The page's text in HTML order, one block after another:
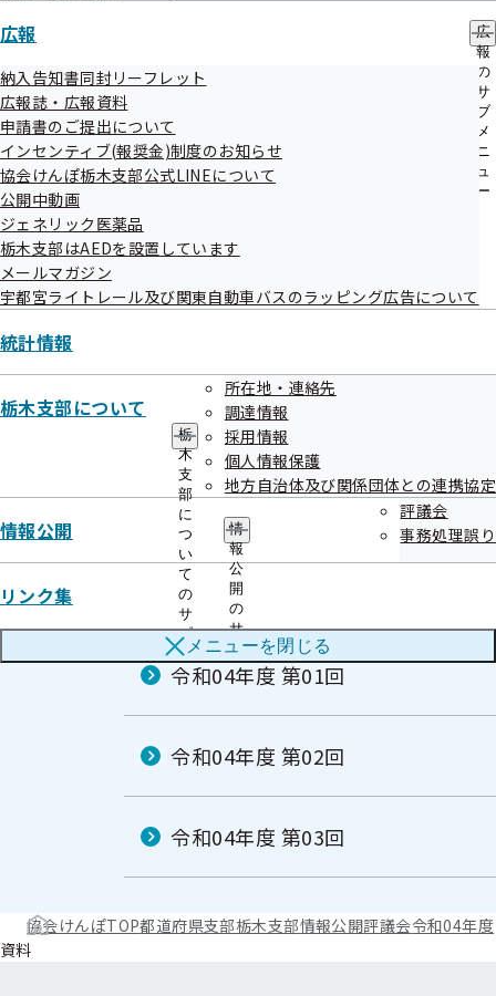
広報
広
報
の
サ
ブ
メ
ニ
ュ
ー
納入告知書同封リーフレット
広報誌・広報資料
申請書のご提出について
インセンティブ(報奨金)制度のお知らせ
協会けんぽ栃木支部公式LINEについて
公開中動画
ジェネリック医薬品
栃木支部はAEDを設置しています
メールマガジン
宇都宮ライトレール及び関東自動車バスのラッピング広告について
統計情報
栃木支部について
栃
木
支
部
に
つ
い
て
の
サ
ブ
メ
ニ
ー
所在地・連絡先
調達情報
採用情報
個人情報保護
地方自治体及び関係団体との連携協定
情報公開
情
報
公
開
の
サ
ブ
メ
ニ
評議会
事務処理誤り
リンク集
メニューを閉じる
関連情報
令和4年度 第2回栃木支部評議会
令和04年10月18日開催
開催案内
資料
議事録
作成
令和04年度
令和04年度 第01回
令和04年度 第02回
令和04年度 第03回
協会けんぽTOP都道府県支部栃木支部情報公開評議会令和04年度
資料